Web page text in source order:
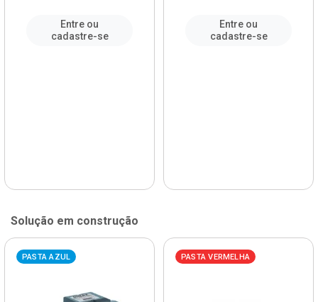
Entre ou
cadastre-se
Entre ou
cadastre-se
Solução em construção
PASTA AZUL PASTA VERMELHA